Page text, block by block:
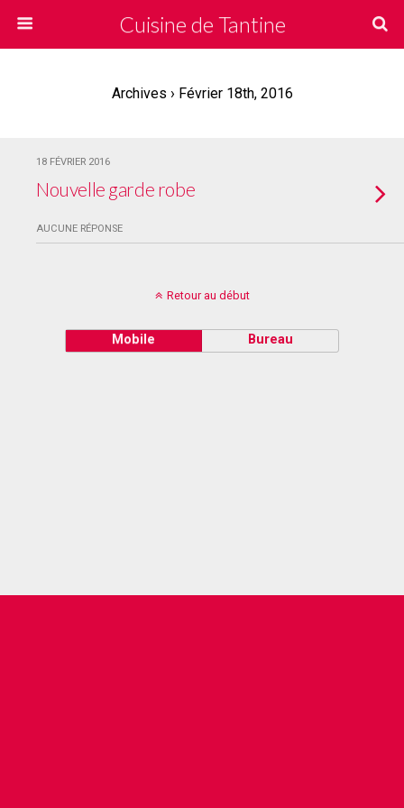
Cuisine de Tantine
Archives › Février 18th, 2016
18 FÉVRIER 2016
Nouvelle garde robe
AUCUNE RÉPONSE
Retour au début
Mobile Bureau